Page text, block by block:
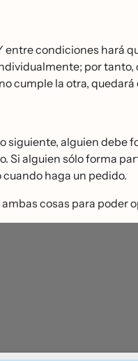
entre condiciones hará
por
cumple la otra,
siguiente, alguien debe
Si alguien sólo forma
haga un pedido.
cosas para poder